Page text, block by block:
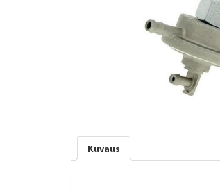
Kuvaus